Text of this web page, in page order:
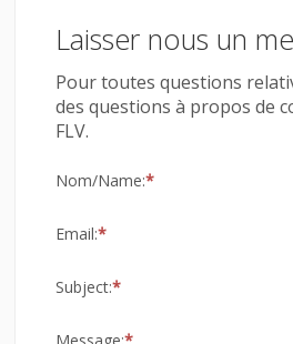
DOCUMENTS
LINKS
CONTACT
Laisser nous un
Pour toutes questions
des questions à propos de
FLV.
Nom/Name:
Email:
Subject: